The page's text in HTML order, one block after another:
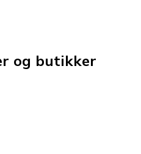
og butikker